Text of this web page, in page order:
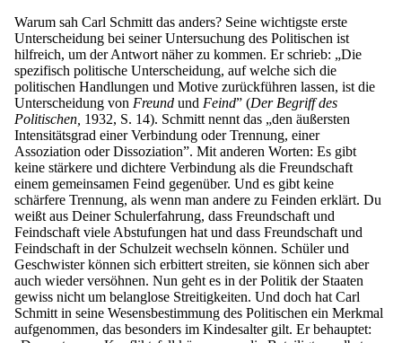
Warum sah Carl Schmitt das anders? Seine wichtigste erste
Unterscheidung bei seiner Untersuchung des Politischen ist
hilfreich, um der Antwort näher zu kommen. Er schrieb: „Die
spezifisch politische Unterscheidung, auf welche sich die
politischen Handlungen und Motive zurückführen lassen, ist die
Unterscheidung von Freund und Feind” (Der Begriff des
Politischen, 1932, S. 14). Schmitt nennt das „den äußersten
Intensitätsgrad einer Verbindung oder Trennung, einer
Assoziation oder Dissoziation”. Mit anderen Worten: Es gibt
keine stärkere und dichtere Verbindung als die Freundschaft
einem gemeinsamen Feind gegenüber. Und es gibt keine
schärfere Trennung, als wenn man andere zu Feinden erklärt. Du
weißt aus Deiner Schulerfahrung, dass Freundschaft und
Feindschaft viele Abstufungen hat und dass Freundschaft und
Feindschaft in der Schulzeit wechseln können. Schüler und
Geschwister können sich erbittert streiten, sie können sich aber
auch wieder versöhnen. Nun geht es in der Politik der Staaten
gewiss nicht um belanglose Streitigkeiten. Und doch hat Carl
Schmitt in seine Wesensbestimmung des Politischen ein Merkmal
aufgenommen, das besonders im Kindesalter gilt. Er behauptet: